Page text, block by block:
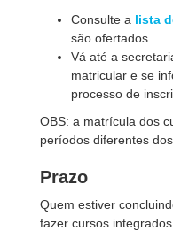
Consulte a lista
são ofertados
Vá até a
matricular e se
processo de
OBS: a matrícula dos
períodos diferentes
Prazo
Quem estiver
fazer cursos